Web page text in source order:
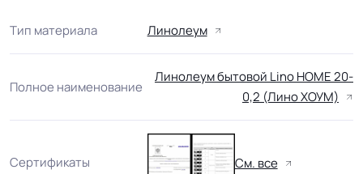
Тип материала Линолеум
Полное наименование
Линолеум бытовой Lino HOME 20-
0,2 (Лино ХОУМ)
Сертификаты См. все